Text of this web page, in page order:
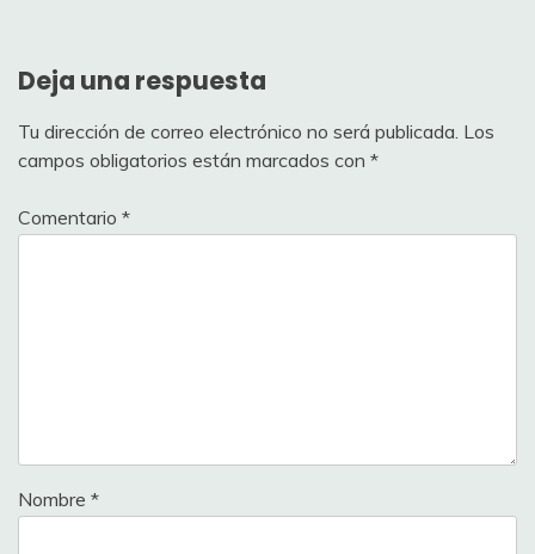
Deja una respuesta
Tu dirección de correo electrónico no será publicada. Los
campos obligatorios están marcados con *
Comentario *
Nombre *